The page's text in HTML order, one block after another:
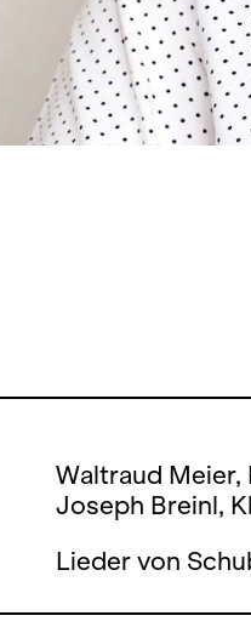
Waltraud
Joseph Breinl,
Lieder von